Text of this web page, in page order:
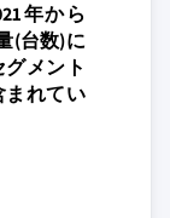
年から
(台数)に
メント
まれてい